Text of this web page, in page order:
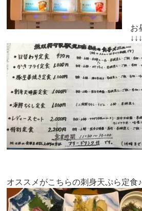
お
↓↓↓
オススメがこちらの刺身天ぷら定食♪